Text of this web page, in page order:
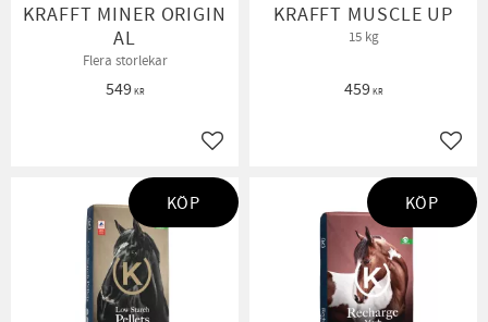
KRAFFT MINER ORIGIN
AL
Flera storlekar
549KR
Lägg till i favoriter
KRAFFT MUSCLE UP
15 kg
459KR
KÖP KÖP